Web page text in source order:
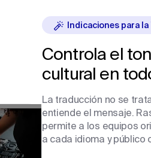
Indicaciones para
Controla el
cultural en
La traducción no se
entiende el mensaje.
permite a los equipos
a cada idioma y público